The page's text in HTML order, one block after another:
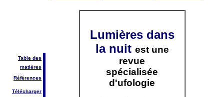
Table des
matières
Références
Télécharger
Lumières dans
la nuit est une
revue
spécialisée
d'ufologie